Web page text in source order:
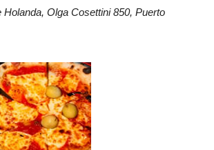
Holanda, Olga Cosettini 850, Puerto